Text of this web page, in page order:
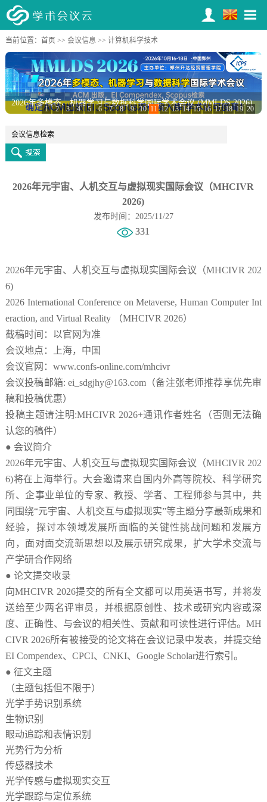
当前位置： 首页 >> 会议信息 >> 计算机科学技术
2026年多模态、机器学习与数据科学国际学术会议 (MMLDS 2026)
1 2 3 4 5 6 7 8 9 10 11 12 13 14 15 16 17 18 19 20
2026年元宇宙、人机交互与虚拟现实国际会议（MHCIVR
2026)
发布时间：2025/11/27
331
2026年元宇宙、人机交互与虚拟现实国际会议（MHCIVR 202
6)
2026 International Conference on Metaverse, Human Computer Int
eraction, and Virtual Reality
（MHCIVR 2026）
截稿时间：以官网为准
会议地点：上海，中国
会议官网： www.confs-online.com/mhcivr
会议投稿邮箱:ei_sdgjhy@163.com （备注张老师推荐享优先审
稿和投稿优惠）
投稿主题请注明:MHCIVR 2026+通讯作者姓名（否则无法确
认您的稿件）
● 会议简介
2026年元宇宙、人机交互与虚拟现实国际会议（MHCIVR 202
6)将在上海举行。大会邀请来自国内外高等院校、科学研究
所、企事业单位的专家、教授、学者、工程师参与其中，共
同围绕“元宇宙、人机交互与虚拟现实”等主题分享最新成果和
经验，探讨本领域发展所面临的关键性挑战问题和发展方
向，面对面交流新思想以及展示研究成果，扩大学术交流与
产学研合作网络
● 论文提交收录
向MHCIVR 2026提交的所有全文都可以用英语书写，并将发
送给至少两名评审员，并根据原创性、技术或研究内容或深
度、正确性、与会议的相关性、贡献和可读性进行评估。MH
CIVR 2026所有被接受的论文将在会议记录中发表，并提交给
EI Compendex、CPCI、CNKI、Google Scholar进行索引。
● 征文主题
（主题包括但不限于）
光学手势识别系统
生物识别
眼动追踪和表情识别
光势行为分析
传感器技术
光学传感与虚拟现实交互
光学跟踪与定位系统